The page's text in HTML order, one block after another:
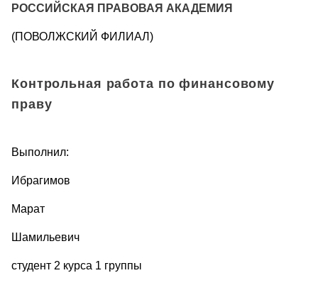
РОССИЙСКАЯ ПРАВОВАЯ АКАДЕМИЯ
(ПОВОЛЖСКИЙ ФИЛИАЛ)
Контрольная работа по финансовому
праву
Выполнил:
Ибрагимов
Марат
Шамильевич
студент 2 курса 1 группы